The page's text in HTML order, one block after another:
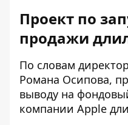
Проект по
продажи
По словам
Романа Осипова,
выводу на
компании Apple